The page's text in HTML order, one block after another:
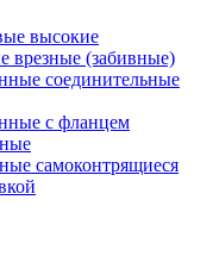
высокие
врезные (забивные)
соединительные
с фланцем
самоконтрящиеся